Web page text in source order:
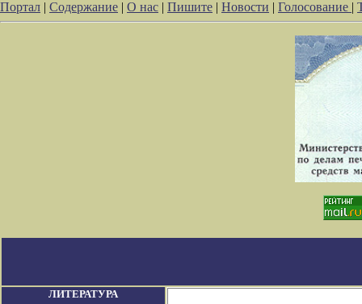
Портал | Содержание | О нас | Пишите | Новости | Голосование |
ЛИТЕРАТУРА